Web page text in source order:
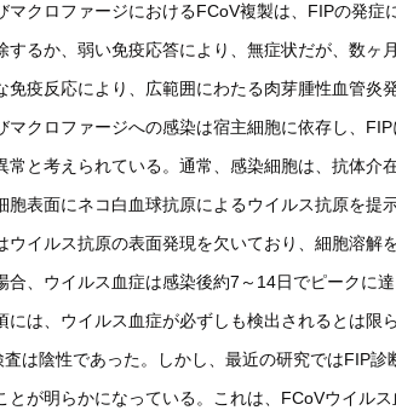
マクロファージにおけるFCoV複製は、FIPの発症
するか、弱い免疫応答により、無症状だが、数ヶ
免疫反応により、広範囲にわたる肉芽腫性血管炎
マクロファージへの感染は宿主細胞に依存し、
常と考えられている。通常、感染細胞は、抗体介
胞表面にネコ白血球抗原によるウイルス抗原を提
ウイルス抗原の表面発現を欠いており、細胞溶解を
合、ウイルス血症は感染後約7～14日でピークに
には、ウイルス血症が必ずしも検出されるとは限
査は陰性であった。しかし、最近の研究ではFIP
とが明らかになっている。これは、FCoVウイル